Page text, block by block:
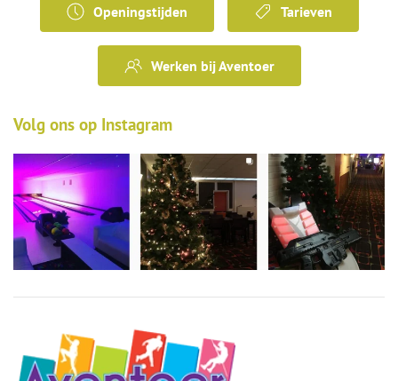
Openingstijden Tarieven
Werken bij Aventoer
Volg ons op Instagram